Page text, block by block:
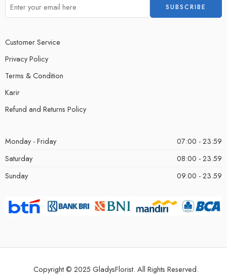
Customer Service
Privacy Policy
Terms & Condition
Karir
Refund and Returns Policy
Monday - Friday
07:00 - 23:59
Saturday
08:00 - 23.59
Sunday
09.00 - 23.59
Copyright © 2025 GladysFlorist. All Rights Reserved.